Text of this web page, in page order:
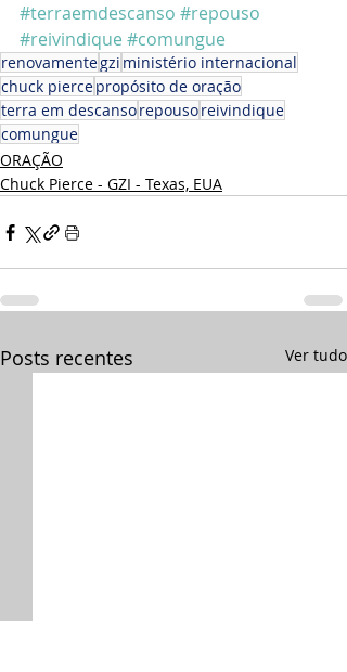
#terraemdescanso #repouso
#reivindique #comungue
renovamentegzi ministério internacional
chuck piercepropósito de oração
terra em descansorepousoreivindique
comungue
ORAÇÃO
Chuck Pierce - GZI - Texas, EUA
Posts recentes Ver tudo